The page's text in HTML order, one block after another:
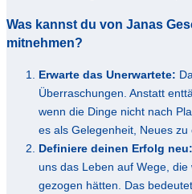
Was kannst du von Janas
mitnehmen?
Erwarte das Unerwartete:
Überraschungen. Anstatt
wenn die Dinge nicht nach
es als Gelegenheit, Neues zu
Definiere deinen Erfolg neu:
uns das Leben auf Wege,
gezogen hätten. Das